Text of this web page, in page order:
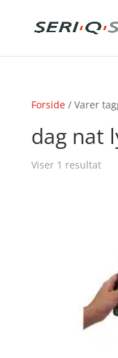
Forside/ Varer
dag nat
Viser 1 resultat